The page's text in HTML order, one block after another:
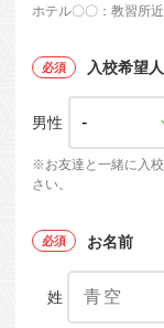
ホテル〇〇：教習所
入校希望
男性
※お友達と一緒に入
さい。
お名前
姓